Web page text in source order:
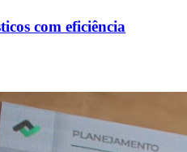
com eficiência